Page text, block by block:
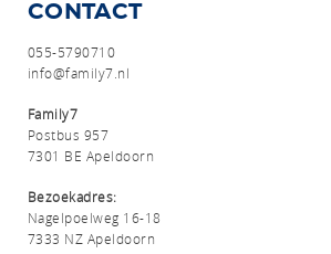
CONTACT
055-5790710
info@family7.nl
Family7
Postbus 957
7301 BE Apeldoorn
Bezoekadres:
Nagelpoelweg 16-18
7333 NZ Apeldoorn